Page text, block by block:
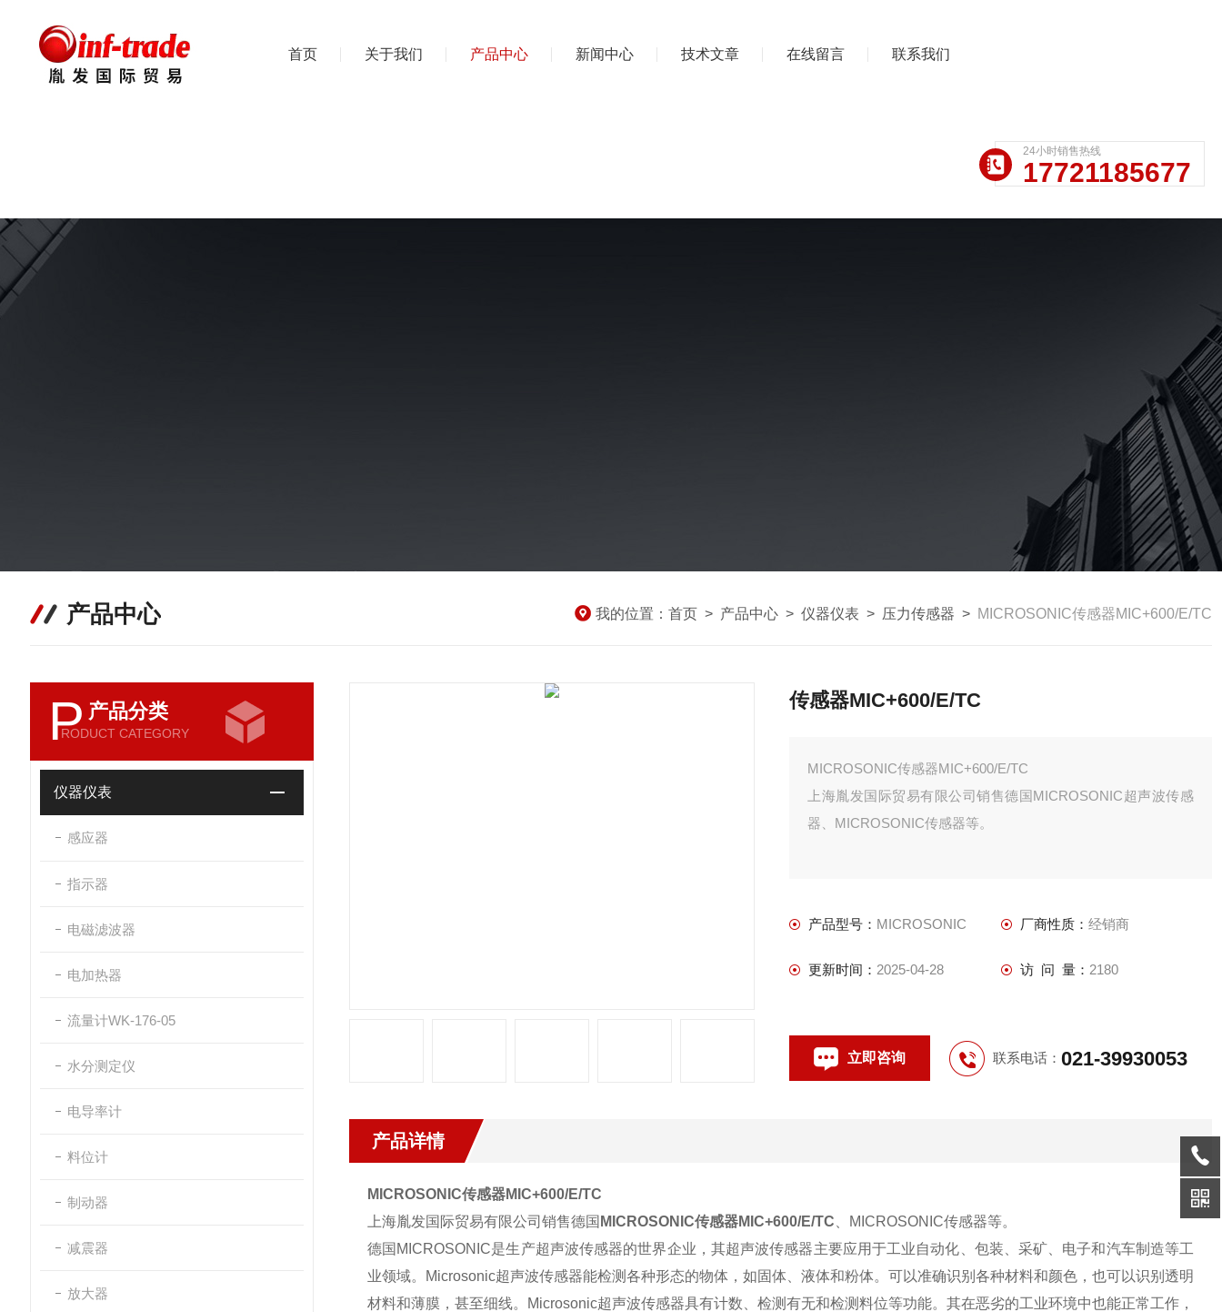
首页 关于我们 产品中心 新闻中心 技术文章 在线留言 联系我们
24小时销售热线
17721185677
产品中心 我的位置： 首页 > 产品中心 > 仪器仪表 > 压力传感器 > MICROSONIC传感器MIC+600/E/TC
P 产品分类
RODUCT CATEGORY
仪器仪表
感应器
指示器
电磁滤波器
电加热器
流量计WK-176-05
水分测定仪
电导率计
料位计
制动器
减震器
放大器
传感器MIC+600/E/TC
MICROSONIC传感器MIC+600/E/TC
上海胤发国际贸易有限公司销售德国MICROSONIC超声波传感
器、MICROSONIC传感器等。
产品型号： MICROSONIC 厂商性质： 经销商
更新时间： 2025-04-28 访 问 量： 2180
立即咨询 联系电话： 021-39930053
产品详情
MICROSONIC传感器MIC+600/E/TC
上海胤发国际贸易有限公司销售德国 MICROSONIC传感器MIC+600/E/TC MICROSONIC传感器等。
德国 MICROSONIC是生产超声波传感器的世界企业，其超声波传感器主要应用于工业自动化、包装、采矿、电子和汽车制造等工
业领域。
Microsonic超声波传感器能检测各种形态的物体，如固体、液体和粉体。可以准确识别各种材料和颜色，也可以识别透明
材料和薄膜，甚至细线。
Microsonic超声波传感器具有计数、检测有无和检测料位等功能。其在恶劣的工业环境中也能正常工作，